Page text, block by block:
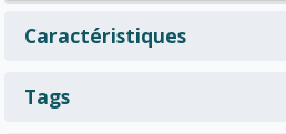
Caractéristiques
Tags